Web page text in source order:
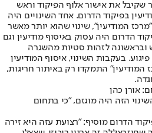
שקיבל את אישור אלוף הפיקוד וראש
בפיקוד הדרום. אחד השינויים היה
המודיעין", שינוי שהוא יותר מאשר
הדרום היה עסוק באיסוף מודיעין וגם
לזהות סטיות מהשגרה
בעקבות השינוי, איסוף המודיעין
המודיעין" התמקדו רק באיתור חריגות,
אורן כהן
הזה היה מוגזם, "כי בתחום
הדרום מוסיף: "רצועת עזה היא זירה